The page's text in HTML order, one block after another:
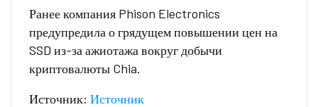
Ранее компания Phison Electronics
предупредила о грядущем повышении цен на
SSD из-за ажиотажа вокруг добычи
криптовалюты Chia.
Источник: Источник